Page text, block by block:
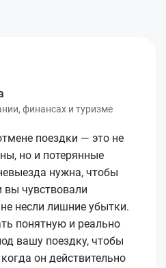
финансах и туризме
поездки — это не
но и потерянные
нужна, чтобы
вы чувствовали
несли лишние убытки.
понятную и реально
вашу поездку, чтобы
он действительно